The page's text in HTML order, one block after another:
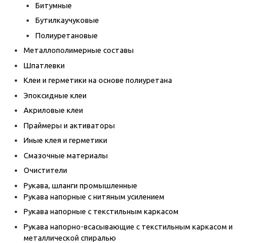
Битумные
Бутилкаучуковые
Полиуретановые
Металлополимерные составы
Шпатлевки
Клеи и герметики на основе полиуретана
Эпоксидные клеи
Акриловые клеи
Праймеры и активаторы
Иные клея и герметики
Смазочные материалы
Очистители
Рукава, шланги промышленные
Рукава напорные с нитяным усилением
Рукава напорные с текстильным каркасом
Рукава напорно-всасывающие с текстильным каркасом и
металлической спиралью